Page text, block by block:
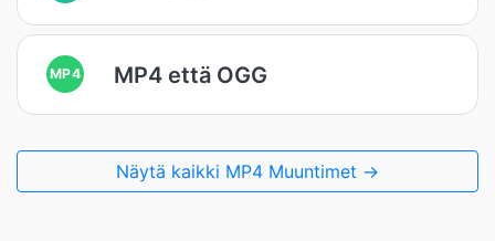
MP4 MP4 että OGG
Näytä kaikki MP4 Muuntimet →